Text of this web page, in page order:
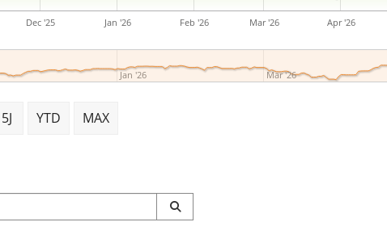
Dec '25 Jan '26 Feb '26 Mar '26 Apr '26
Jan '26 Mar '26
5J YTD MAX